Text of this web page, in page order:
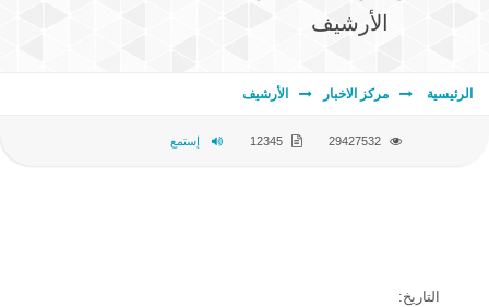
الأرشيف
الرئيسية مركز الاخبار الأرشيف
29427532
12345 إستمع
التاريخ: